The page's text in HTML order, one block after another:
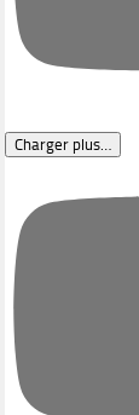
Charger plus…